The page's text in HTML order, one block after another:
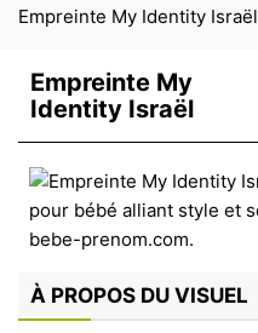
Empreinte My Identity Israël
Empreinte My
Identity Israël
À PROPOS DU VISUEL